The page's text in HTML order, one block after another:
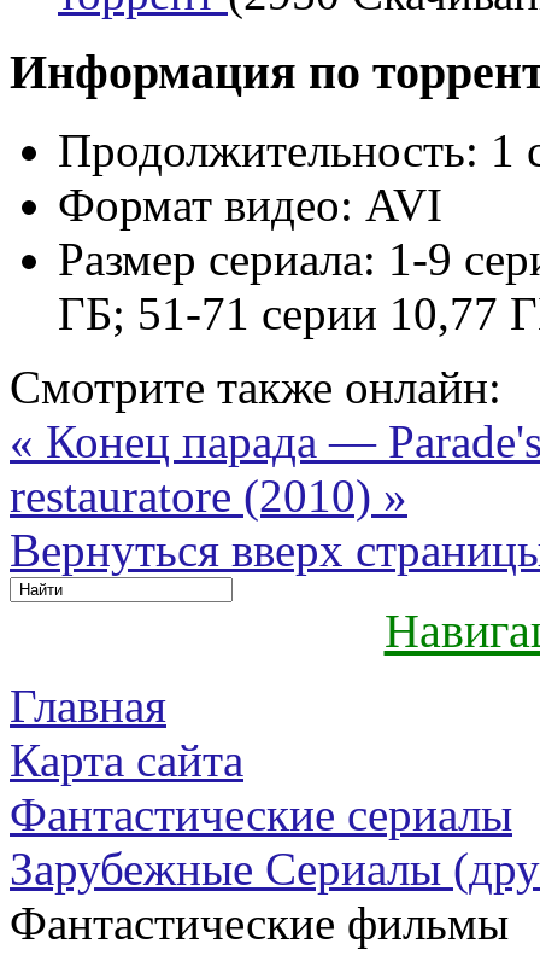
Информация по
Продолжительность: 1
Формат видео: AVI
Размер сериала: 1-9
ГБ; 51-71 серии 10,77
Смотрите также онлайн:
« Конец парада —
restauratore (2010) »
Вернуться вверх
Главная
Карта сайта
Фантастические сериалы
Зарубежные Сериалы
Фантастические фильмы